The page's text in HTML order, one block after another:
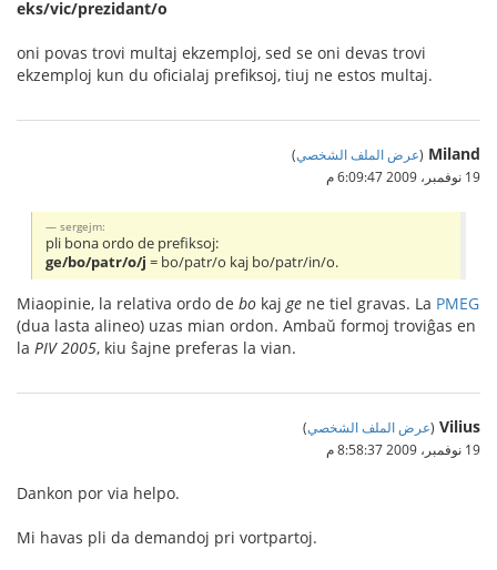
eks/vic/prezidant/o
oni povas trovi multaj ekzemploj, sed se oni devas trovi
ekzemploj kun du oficialaj prefiksoj, tiuj ne estos multaj.
Miland
(عرض الملف الشخصي)
19 نوفمبر، 2009 6:09:47 م
sergejm:
pli bona ordo de prefiksoj:
ge/bo/patr/o/j = bo/patr/o kaj bo/patr/in/o.
Miaopinie, la relativa ordo de bo kajge ne tiel gravas. La PMEG
(dua lasta alineo) uzas mian ordon. Ambaŭ formoj troviĝas en
la PIV 2005, kiu ŝajne preferas la vian.
Vilius
(عرض الملف الشخصي)
19 نوفمبر، 2009 8:58:37 م
Dankon por via helpo.
Mi havas pli da demandoj pri vortpartoj.